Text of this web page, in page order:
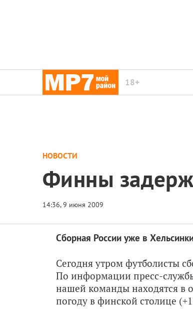
18+
НОВОСТИ
Финны
Сборная России уже в
Сегодня утром футболисты
По информации пресс-
нашей команды находятся в
погоду в финской столице